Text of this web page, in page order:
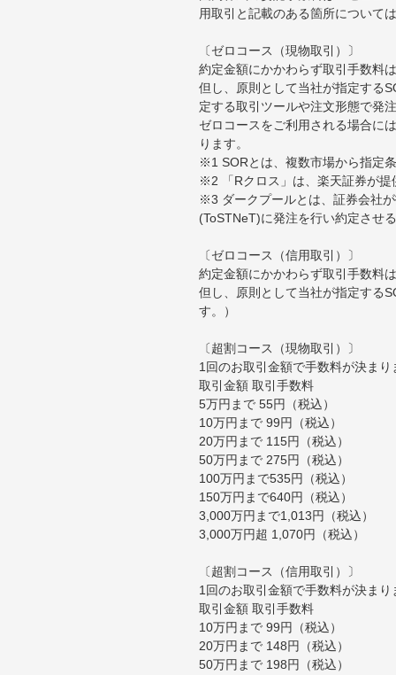
用取引と記載のある箇所について
〔ゼロコース（現物取引）〕
約定金額にかかわらず取引手数料
但し、原則として当社が指定する
定する取引ツールや注文形態で発
ゼロコースをご利用される場合に
ります。
※1 SORとは、複数市場から指定
※2 「Rクロス」は、楽天証券が
※3 ダークプールとは、証券会社
(ToSTNeT)に発注を行い約定させ
〔ゼロコース（信用取引）〕
約定金額にかかわらず取引手数料
但し、原則として当社が指定する
す。）
〔超割コース（現物取引）〕
1回のお取引金額で手数料が決まり
取引金額 取引手数料
5万円まで 55円（税込）
10万円まで 99円（税込）
20万円まで 115円（税込）
50万円まで 275円（税込）
100万円まで535円（税込）
150万円まで640円（税込）
3,000万円まで1,013円（税込）
3,000万円超 1,070円（税込）
〔超割コース（信用取引）〕
1回のお取引金額で手数料が決まり
取引金額 取引手数料
10万円まで 99円（税込）
20万円まで 148円（税込）
50万円まで 198円（税込）